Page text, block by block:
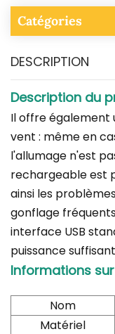
Catégories
DESCRIPTION
Description du
Il offre également
vent : même en
l'allumage n'est
rechargeable est
ainsi les
gonflage
interface USB
puissance
Informations
Nom
Matériel